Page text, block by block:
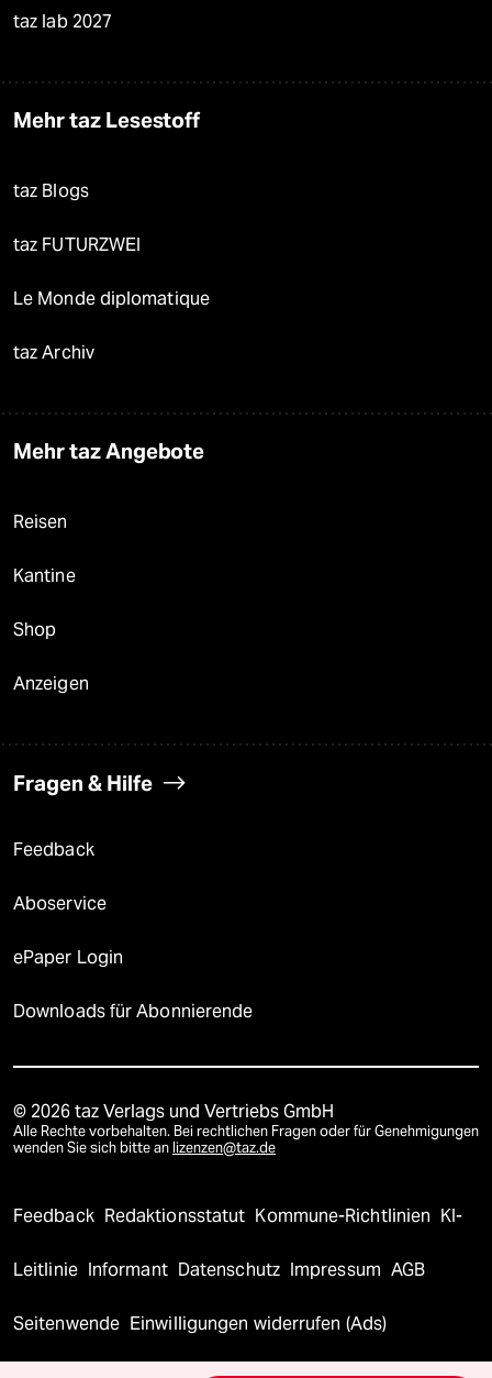
taz lab 2027
Mehr taz Lesestoff
taz Blogs
taz FUTURZWEI
Le Monde diplomatique
taz Archiv
Mehr taz Angebote
Reisen
Kantine
Shop
Anzeigen
Fragen & Hilfe
Feedback
Aboservice
ePaper Login
Downloads für Abonnierende
© 2026 taz Verlags und Vertriebs GmbH
Alle Rechte vorbehalten. Bei rechtlichen Fragen oder für Genehmigungen
wenden Sie sich bitte an lizenzen@taz.de
Feedback Redaktionsstatut Kommune-Richtlinien KI-
Leitlinie Informant Datenschutz Impressum AGB
Seitenwende Einwilligungen widerrufen (Ads)